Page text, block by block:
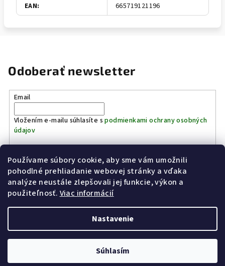
Používame súbory cookie, aby sme vám umožnili
pohodlné prehliadanie webovej stránky a vďaka
analýze neustále zlepšovali jej funkcie, výkon a
použiteľnosť. Viac informácií
Nastavenie
Súhlasím
EAN: 665719121196
Odoberať newsletter
Email
Vložením e-mailu súhlasíte spodmienkami ochrany osobných
údajov
Prihlásiť sa
Kinostrelnica Páleník
Copyright 2026
. Všetky práva vyhradené.
Vytvoril Shoptet